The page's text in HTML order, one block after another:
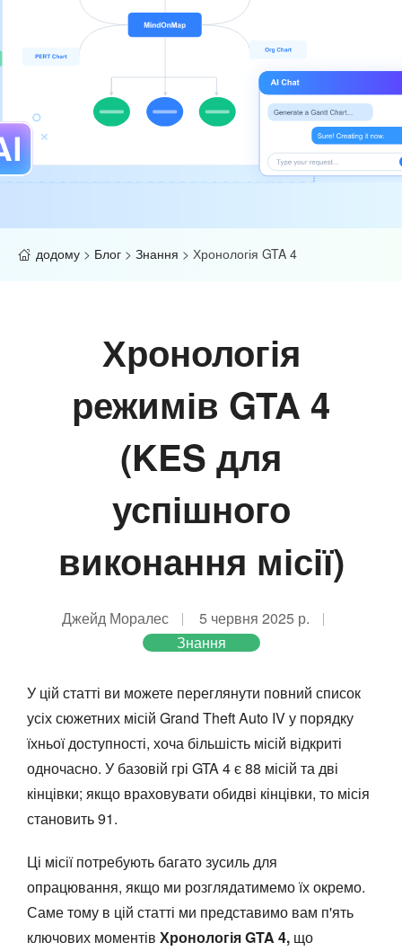
додому > Блог > Знання > Хронологія GTA 4
Хронологія
режимів GTA 4
(KES для
успішного
виконання місії)
Джейд Моралес
5 червня 2025 р.
Знання
У цій статті ви можете переглянути повний список
усіх сюжетних місій Grand Theft Auto IV у порядку
їхньої доступності, хоча більшість місій відкриті
одночасно. У базовій грі GTA 4 є 88 місій та дві
кінцівки; якщо враховувати обидві кінцівки, то місія
становить 91.
Ці місії потребують багато зусиль для
опрацювання, якщо ми розглядатимемо їх окремо.
Саме тому в цій статті ми представимо вам п'ять
ключових моментів Хронологія GTA 4, що